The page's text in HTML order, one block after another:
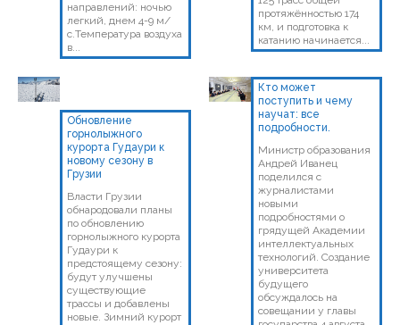
направлений: ночью
легкий, днем 4-9 м/
с.Температура воздуха
в...
протяжённостью 174
км, и подготовка к
катанию начинается...
Обновление
горнолыжного
курорта Гудаури к
новому сезону в
Грузии
Власти Грузии
обнародовали планы
по обновлению
горнолыжного курорта
Гудаури к
предстоящему сезону:
будут улучшены
существующие
трассы и добавлены
новые. Зимний курорт
Кто может
поступить и чему
научат: все
подробности.
Министр образования
Андрей Иванец
поделился с
журналистами
новыми
подробностями о
грядущей Академии
интеллектуальных
технологий. Создание
университета
будущего
обсуждалось на
совещании у главы